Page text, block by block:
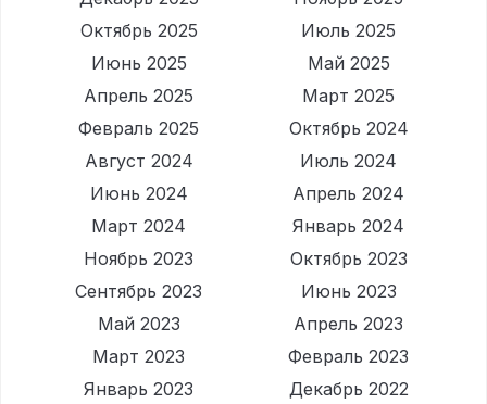
Октябрь 2025
Июль 2025
Июнь 2025
Май 2025
Апрель 2025
Март 2025
Февраль 2025
Октябрь 2024
Август 2024
Июль 2024
Июнь 2024
Апрель 2024
Март 2024
Январь 2024
Ноябрь 2023
Октябрь 2023
Сентябрь 2023
Июнь 2023
Май 2023
Апрель 2023
Март 2023
Февраль 2023
Январь 2023
Декабрь 2022